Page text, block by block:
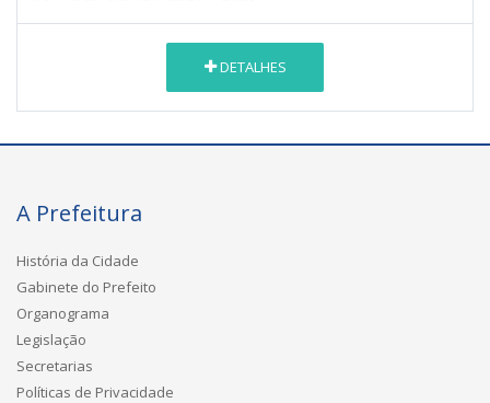
DETALHES
A Prefeitura
História da Cidade
Gabinete do Prefeito
Organograma
Legislação
Secretarias
Políticas de Privacidade